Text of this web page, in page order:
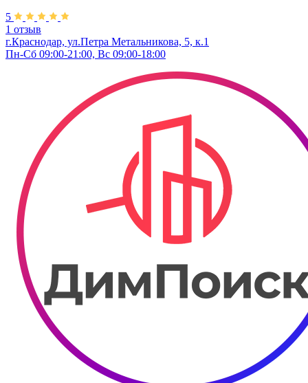
5
1 отзыв
г.Краснодар, ул.Петра Метальникова, 5, к.1
Пн-Сб 09:00-21:00, Вс 09:00-18:00